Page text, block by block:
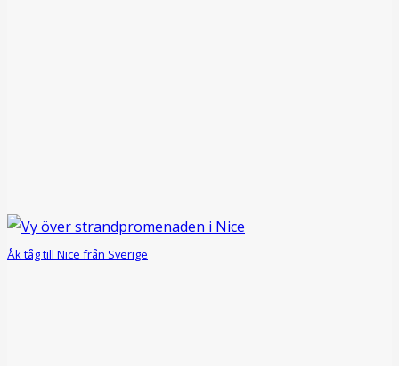
Åk tåg till Nice från Sverige